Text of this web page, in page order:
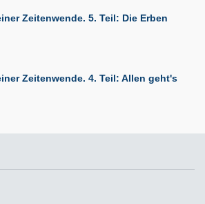
Zeitenwende. 5. Teil: Die Erben
Zeitenwende. 4. Teil: Allen geht's